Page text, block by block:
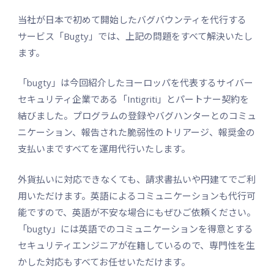
当社が日本で初めて開始したバグバウンティを代行する
サービス「Bugty」では、上記の問題をすべて解決いたし
ます。
「bugty」は今回紹介したヨーロッパを代表するサイバー
セキュリティ企業である「Intigriti」とパートナー契約を
結びました。プログラムの登録やバグハンターとのコミュ
ニケーション、報告された脆弱性のトリアージ、報奨金の
支払いまですべてを運用代行いたします。
外貨払いに対応できなくても、請求書払いや円建てでご利
用いただけます。英語によるコミュニケーションも代行可
能ですので、英語が不安な場合にもぜひご依頼ください。
「bugty」には英語でのコミュニケーションを得意とする
セキュリティエンジニアが在籍しているので、専門性を生
かした対応もすべてお任せいただけます。